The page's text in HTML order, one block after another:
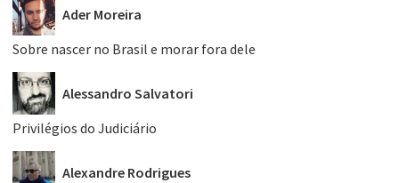
Ader Moreira
Sobre nascer no Brasil e morar fora dele
Alessandro Salvatori
Privilégios do Judiciário
Alexandre Rodrigues